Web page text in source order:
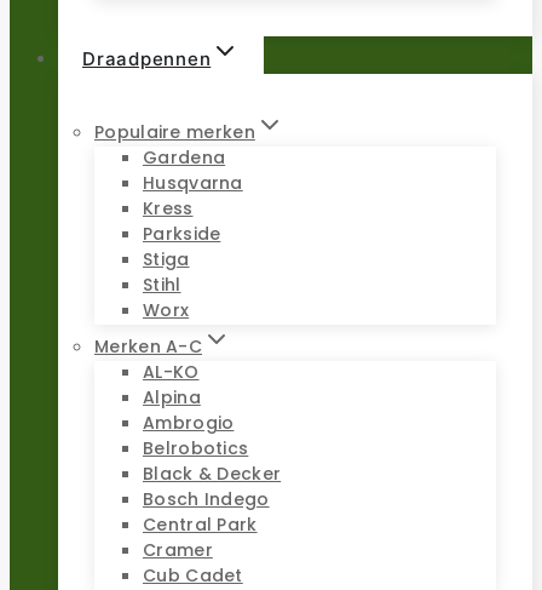
Draadpennen
Populaire merken
Gardena
Husqvarna
Kress
Parkside
Stiga
Stihl
Worx
Merken A-C
AL-KO
Alpina
Ambrogio
Belrobotics
Black & Decker
Bosch Indego
Central Park
Cramer
Cub Cadet